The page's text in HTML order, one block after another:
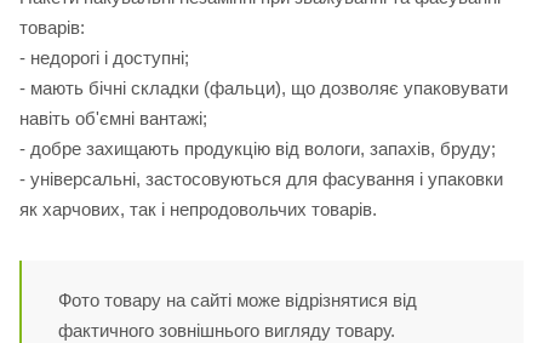
товарів:
- недорогі і доступні;
- мають бічні складки (фальци), що дозволяє упаковувати
навіть об'ємні вантажі;
- добре захищають продукцію від вологи, запахів, бруду;
- універсальні, застосовуються для фасування і упаковки
як харчових, так і непродовольчих товарів.
Фото товару на сайті може відрізнятися від
фактичного зовнішнього вигляду товару.